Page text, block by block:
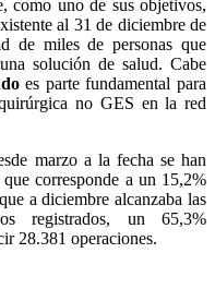
como uno de sus objetivos,
al 31 de diciembre de
de miles de personas que
solución de salud. Cabe
es parte fundamental para
no GES en la red
marzo a la fecha se han
corresponde a un 15,2%
a diciembre alcanzaba las
registrados, un 65,3%
28.381 operaciones.